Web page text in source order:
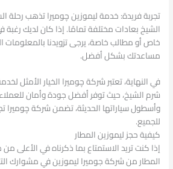
تجربة فريدة: خدمة ليموزين چوميرا تذهب رحلة
الشيخ بعادات مختلفة تمامًا. إذا كان لديك
خاص أو مطالب خاصة، يرجى تزويدنا
مساعدتك بشكل أفضل.
في النهاية، تعتبر شركة چوميرا الخيار الأمثل
شرم الشيخ، حيث توفر أفضل جودة وأمان
وأسطول سياراتها الحديثة، تضمن شركة چوميرا
للجميع.
كيفية حجز ليموزين المطار
إذا كنت تريد الاستمتاع بما ذكرناه في الأعلى
المطار من شركة جوميرا ليموزين في مشوارك